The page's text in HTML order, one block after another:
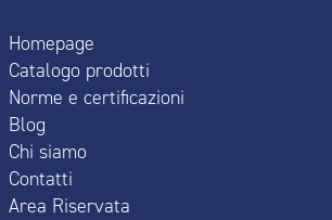
Homepage
Catalogo prodotti
Norme e certificazioni
Blog
Chi siamo
Contatti
Area Riservata